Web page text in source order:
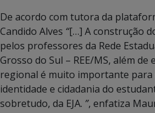
De acordo com tutora da
Candido Alves “[…] A construção
pelos professores da Rede
Grosso do Sul – REE/MS, além
regional é muito importante
identidade e cidadania do
sobretudo, da EJA. ”, enfatiza